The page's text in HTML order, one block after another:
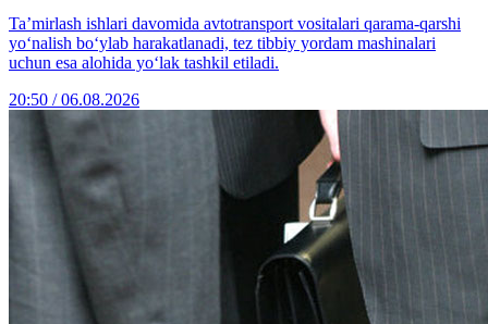
Ta’mirlash ishlari davomida avtotransport vositalari qarama-qarshi
yo‘nalish bo‘ylab harakatlanadi, tez tibbiy yordam mashinalari
uchun esa alohida yo‘lak tashkil etiladi.
20:50 / 06.08.2026